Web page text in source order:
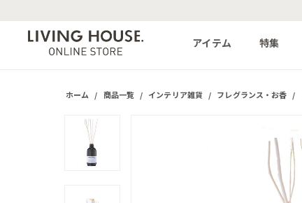
アイテム 特集
ホーム / 商品一覧 / インテリア雑貨 / フレグランス・お香 /